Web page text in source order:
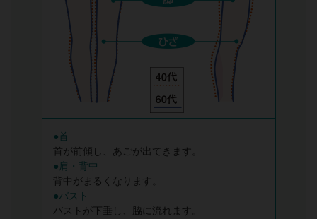
●首
首が前傾し、あごが出てきます。
●肩・背中
背中がまるくなります。
●バスト
バストが下垂し、脇に流れます。